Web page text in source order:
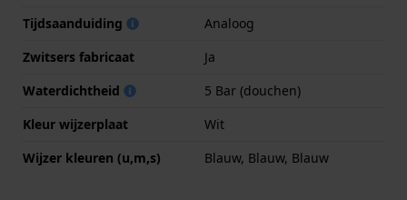
Tijdsaanduiding
Analoog
Zwitsers fabricaat
Ja
Waterdichtheid
5 Bar (douchen)
Kleur wijzerplaat
Wit
Wijzer kleuren (u,m,s)
Blauw, Blauw, Blauw